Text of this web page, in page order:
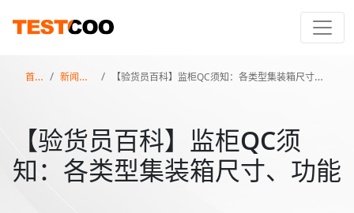
首页 新闻百科 【验货员百科】监柜QC须知：各类型集装箱尺寸、功能
【验货员百科】监柜QC须
知：各类型集装箱尺寸、功能